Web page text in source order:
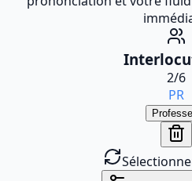
2/6
PR